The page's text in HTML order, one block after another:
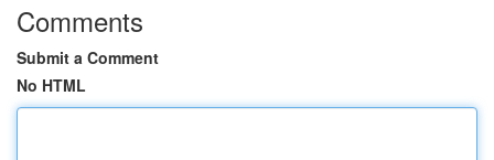
Comments
Submit a Comment
No HTML